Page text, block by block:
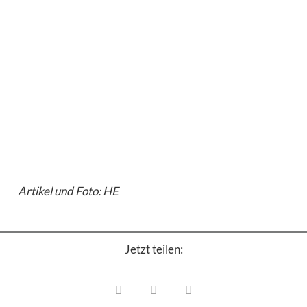
Artikel und Foto: HE
Jetzt teilen:
Veranstaltungen